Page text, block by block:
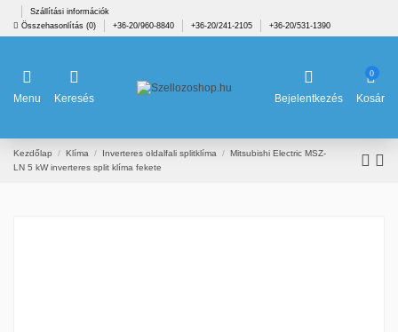
Szállítási információk
Összehasonlítás (0) +36-20/960-8840 +36-20/241-2105 +36-20/531-1390
Menu Keresés Bejelentkezés
0
Kosár
Kezdőlap Klíma Inverteres oldalfali splitklíma
Mitsubishi Electric MSZ-
LN 5 kW inverteres split klíma fekete